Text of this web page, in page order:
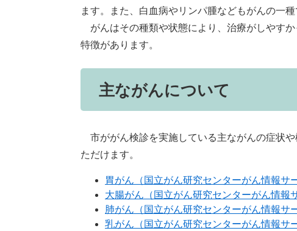
ます。また、白血病やリンパ腫などもがんの一種
がんはその種類や状態により、治療がしやす
特徴があります。
主ながんについて
市ががん検診を実施している主ながんの症状
ただけます。
胃がん（国立がん研究センターがん情報サ
大腸がん（国立がん研究センターがん情報
肺がん（国立がん研究センターがん情報サ
乳がん（国立がん研究センターがん情報サ